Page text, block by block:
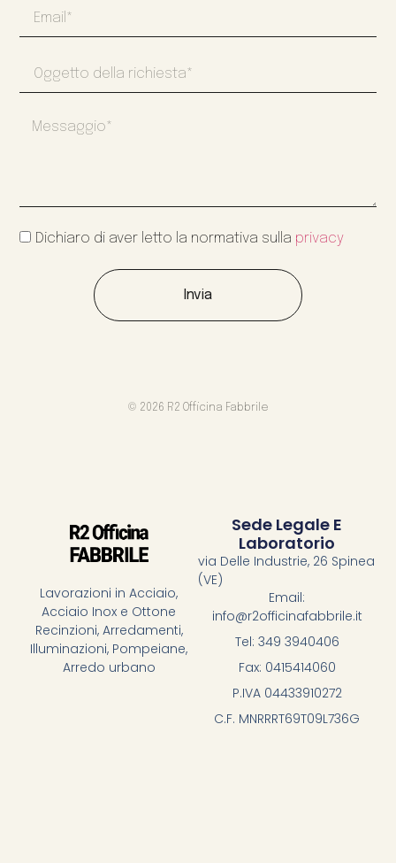
Dichiaro di aver letto la normativa sulla privacy
Invia
© 2026 R2 Officina Fabbrile
Lavorazioni in Acciaio,
Acciaio Inox e Ottone
Recinzioni, Arredamenti,
Illuminazioni, Pompeiane,
Arredo urbano
Sede Legale E
Laboratorio
via Delle Industrie, 26 Spinea
(VE)
Email:
info@r2officinafabbrile.it
Tel: 349 3940406
Fax: 0415414060
P.IVA 04433910272
C.F. MNRRRT69T09L736G